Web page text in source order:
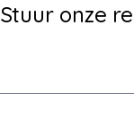
Stuur onze